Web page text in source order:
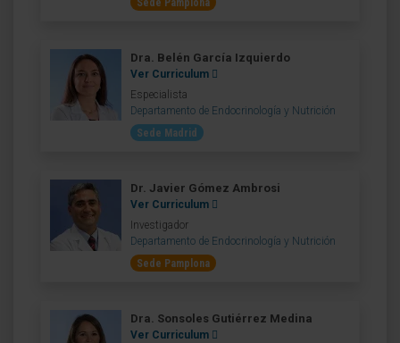
Sede Pamplona
Dra. Belén García Izquierdo
Ver Curriculum
Especialista
Departamento de Endocrinología y Nutrición
Sede Madrid
Dr. Javier Gómez Ambrosi
Ver Curriculum
Investigador
Departamento de Endocrinología y Nutrición
Sede Pamplona
Dra. Sonsoles Gutiérrez Medina
Ver Curriculum